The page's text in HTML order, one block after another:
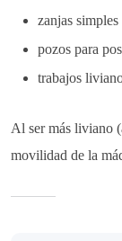
zanjas simples
pozos para
trabajos
Al ser más liviano
movilidad de la